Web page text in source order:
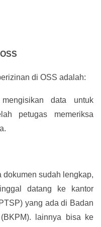
di OSS adalah:
data untuk
petugas memeriksa
dokumen sudah lengkap,
datang ke kantor
yang ada di Badan
lainnya bisa ke